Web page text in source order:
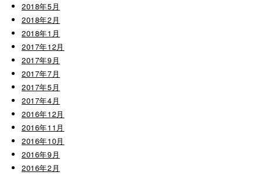
2018年5月
2018年2月
2018年1月
2017年12月
2017年9月
2017年7月
2017年5月
2017年4月
2016年12月
2016年11月
2016年10月
2016年9月
2016年2月